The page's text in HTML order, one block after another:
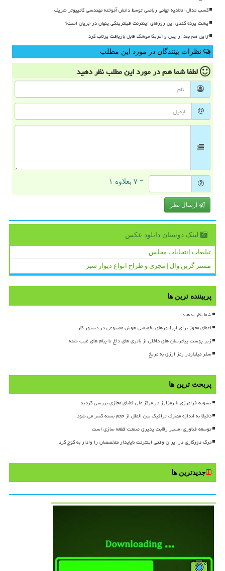
کسب مدال اتحادیه جهانی ریاضی توسط دانش آموخته مهندسی کامپیوتر شریف
پشت پرده کندی این روزهای اینترنت فیلترینگی پنهان در جریان است؟
ژاپن هم بعد از چین و آمریکا موشک قابل بازیافت پرتاب کرد
نظرات بینندگان در مورد این مطلب
لطفا شما همدر مورد این مطلبنظر دهید
= ۷ بعلاوه ۱
ارسال نظر
لینک دوستان دانلود عكس
تبلیغات انتخابات مجلس
مستر گرین وال | مجری و طراح انواع دیوار سبز
پربیننده ترین ها
شما نظر بدهید
اعطای مجوز برای اپراتورهای تخصصی هوش مصنوعی در دستور کار
زیر پوست پیامرسان های داخلی از باتری های داغ تا پیام های غیب شده
سفر میلیاردر رمز ارزی به مریخ
پربحث ترین ها
تسویه فرامرزی با رمزارز در مرکز ملی فضای مجازی بررسی گردید
دقیقا به اندازه مصرف ترافیک بین الملل از حجم بسته کسر می شود
توسعه فناوری، مسیر رقابت پذیری صنعت قطعه سازی است
مرگ دورکاری در ایران وقتی اینترنت ناپایدار متخصصان را وادار به کوچ کرد
جدیدترین ها